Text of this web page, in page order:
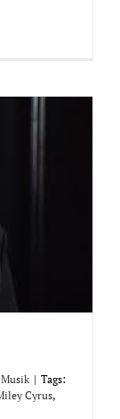
Musik | Tags:
Cyrus,